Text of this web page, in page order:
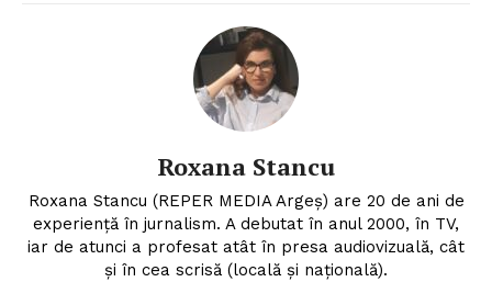
Roxana Stancu
Roxana Stancu (REPER MEDIA Argeş) are 20 de ani de
experiență în jurnalism. A debutat în anul 2000, în TV,
iar de atunci a profesat atât în presa audiovizuală, cât
și în cea scrisă (locală și națională).